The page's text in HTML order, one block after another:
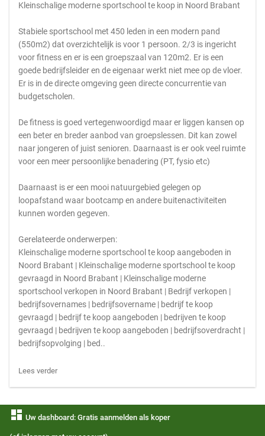
Kleinschalige moderne sportschool te koop in Noord Brabant
Stabiele sportschool met 450 leden in een modern pand
(550m2) dat overzichtelijk is voor 1 persoon. 2/3 is ingericht
voor fitness en er is een groepszaal van 120m2. Er is een
goede bedrijfsleider en de eigenaar werkt niet mee op de vloer.
Er is in de directe omgeving geen directe concurrentie van
budgetscholen.
De fitness is goed vertegenwoordigd maar er liggen kansen op
een beter en breder aanbod van groepslessen. Dit kan zowel
naar jongeren of juist senioren. Daarnaast is er ook veel ruimte
voor een meer persoonlijke benadering (PT, fysio etc)
Daarnaast is er een mooi natuurgebied gelegen op
loopafstand waar bootcamp en andere buitenactiviteiten
kunnen worden gegeven.
Gerelateerde onderwerpen:
Kleinschalige moderne sportschool te koop aangeboden in
Noord Brabant | Kleinschalige moderne sportschool te koop
gevraagd in Noord Brabant | Kleinschalige moderne
sportschool verkopen in Noord Brabant | Bedrijf verkopen |
bedrijfsovernames | bedrijfsovername | bedrijf te koop
gevraagd | bedrijf te koop aangeboden | bedrijven te koop
gevraagd | bedrijven te koop aangeboden | bedrijfsoverdracht |
bedrijfsopvolging | bed..
Lees verder
dashboard Uw dashboard: Gratis aanmelden als koper